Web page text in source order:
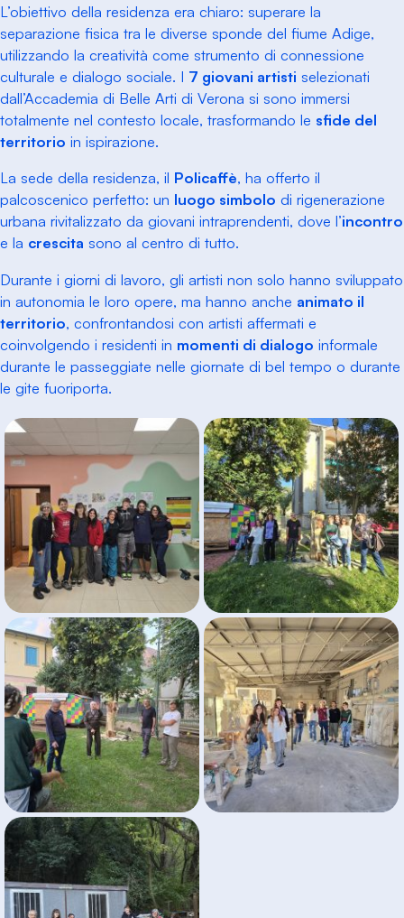
L’obiettivo della residenza era chiaro: superare la
separazione fisica tra le diverse sponde del fiume Adige,
utilizzando la creatività come strumento di connessione
culturale e dialogo sociale. I 7 giovani artisti selezionati
dall’Accademia di Belle Arti di Verona si sono immersi
totalmente nel contesto locale, trasformando le sfide del
territorio in ispirazione.
La sede della residenza, il Policaffè, ha offerto il
palcoscenico perfetto: un luogo simbolo di rigenerazione
urbana rivitalizzato da giovani intraprendenti, dove l’incontro
e la crescita sono al centro di tutto.
Durante i giorni di lavoro, gli artisti non solo hanno sviluppato
in autonomia le loro opere, ma hanno anche animato il
territorio, confrontandosi con artisti affermati e
coinvolgendo i residenti in momenti di dialogo informale
durante le passeggiate nelle giornate di bel tempo o durante
le gite fuoriporta.